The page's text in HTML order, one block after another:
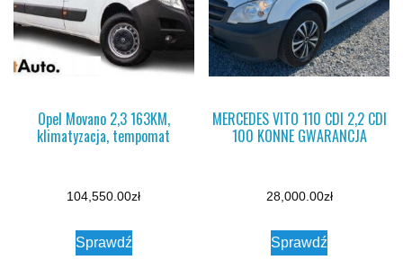
Opel Movano 2,3 163KM,
klimatyzacja, tempomat
104,550.00zł
Sprawdź
MERCEDES VITO 110 CDI 2,2 CDI
100 KONNE GWARANCJA
28,000.00zł
Sprawdź